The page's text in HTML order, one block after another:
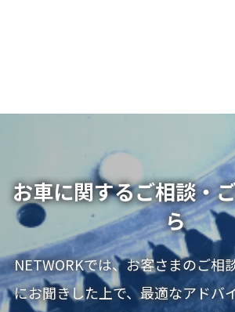
お車に関するご相談・
ら
NETWORKでは、お客さまのご相
にお聞きした上で、最適なアドバ